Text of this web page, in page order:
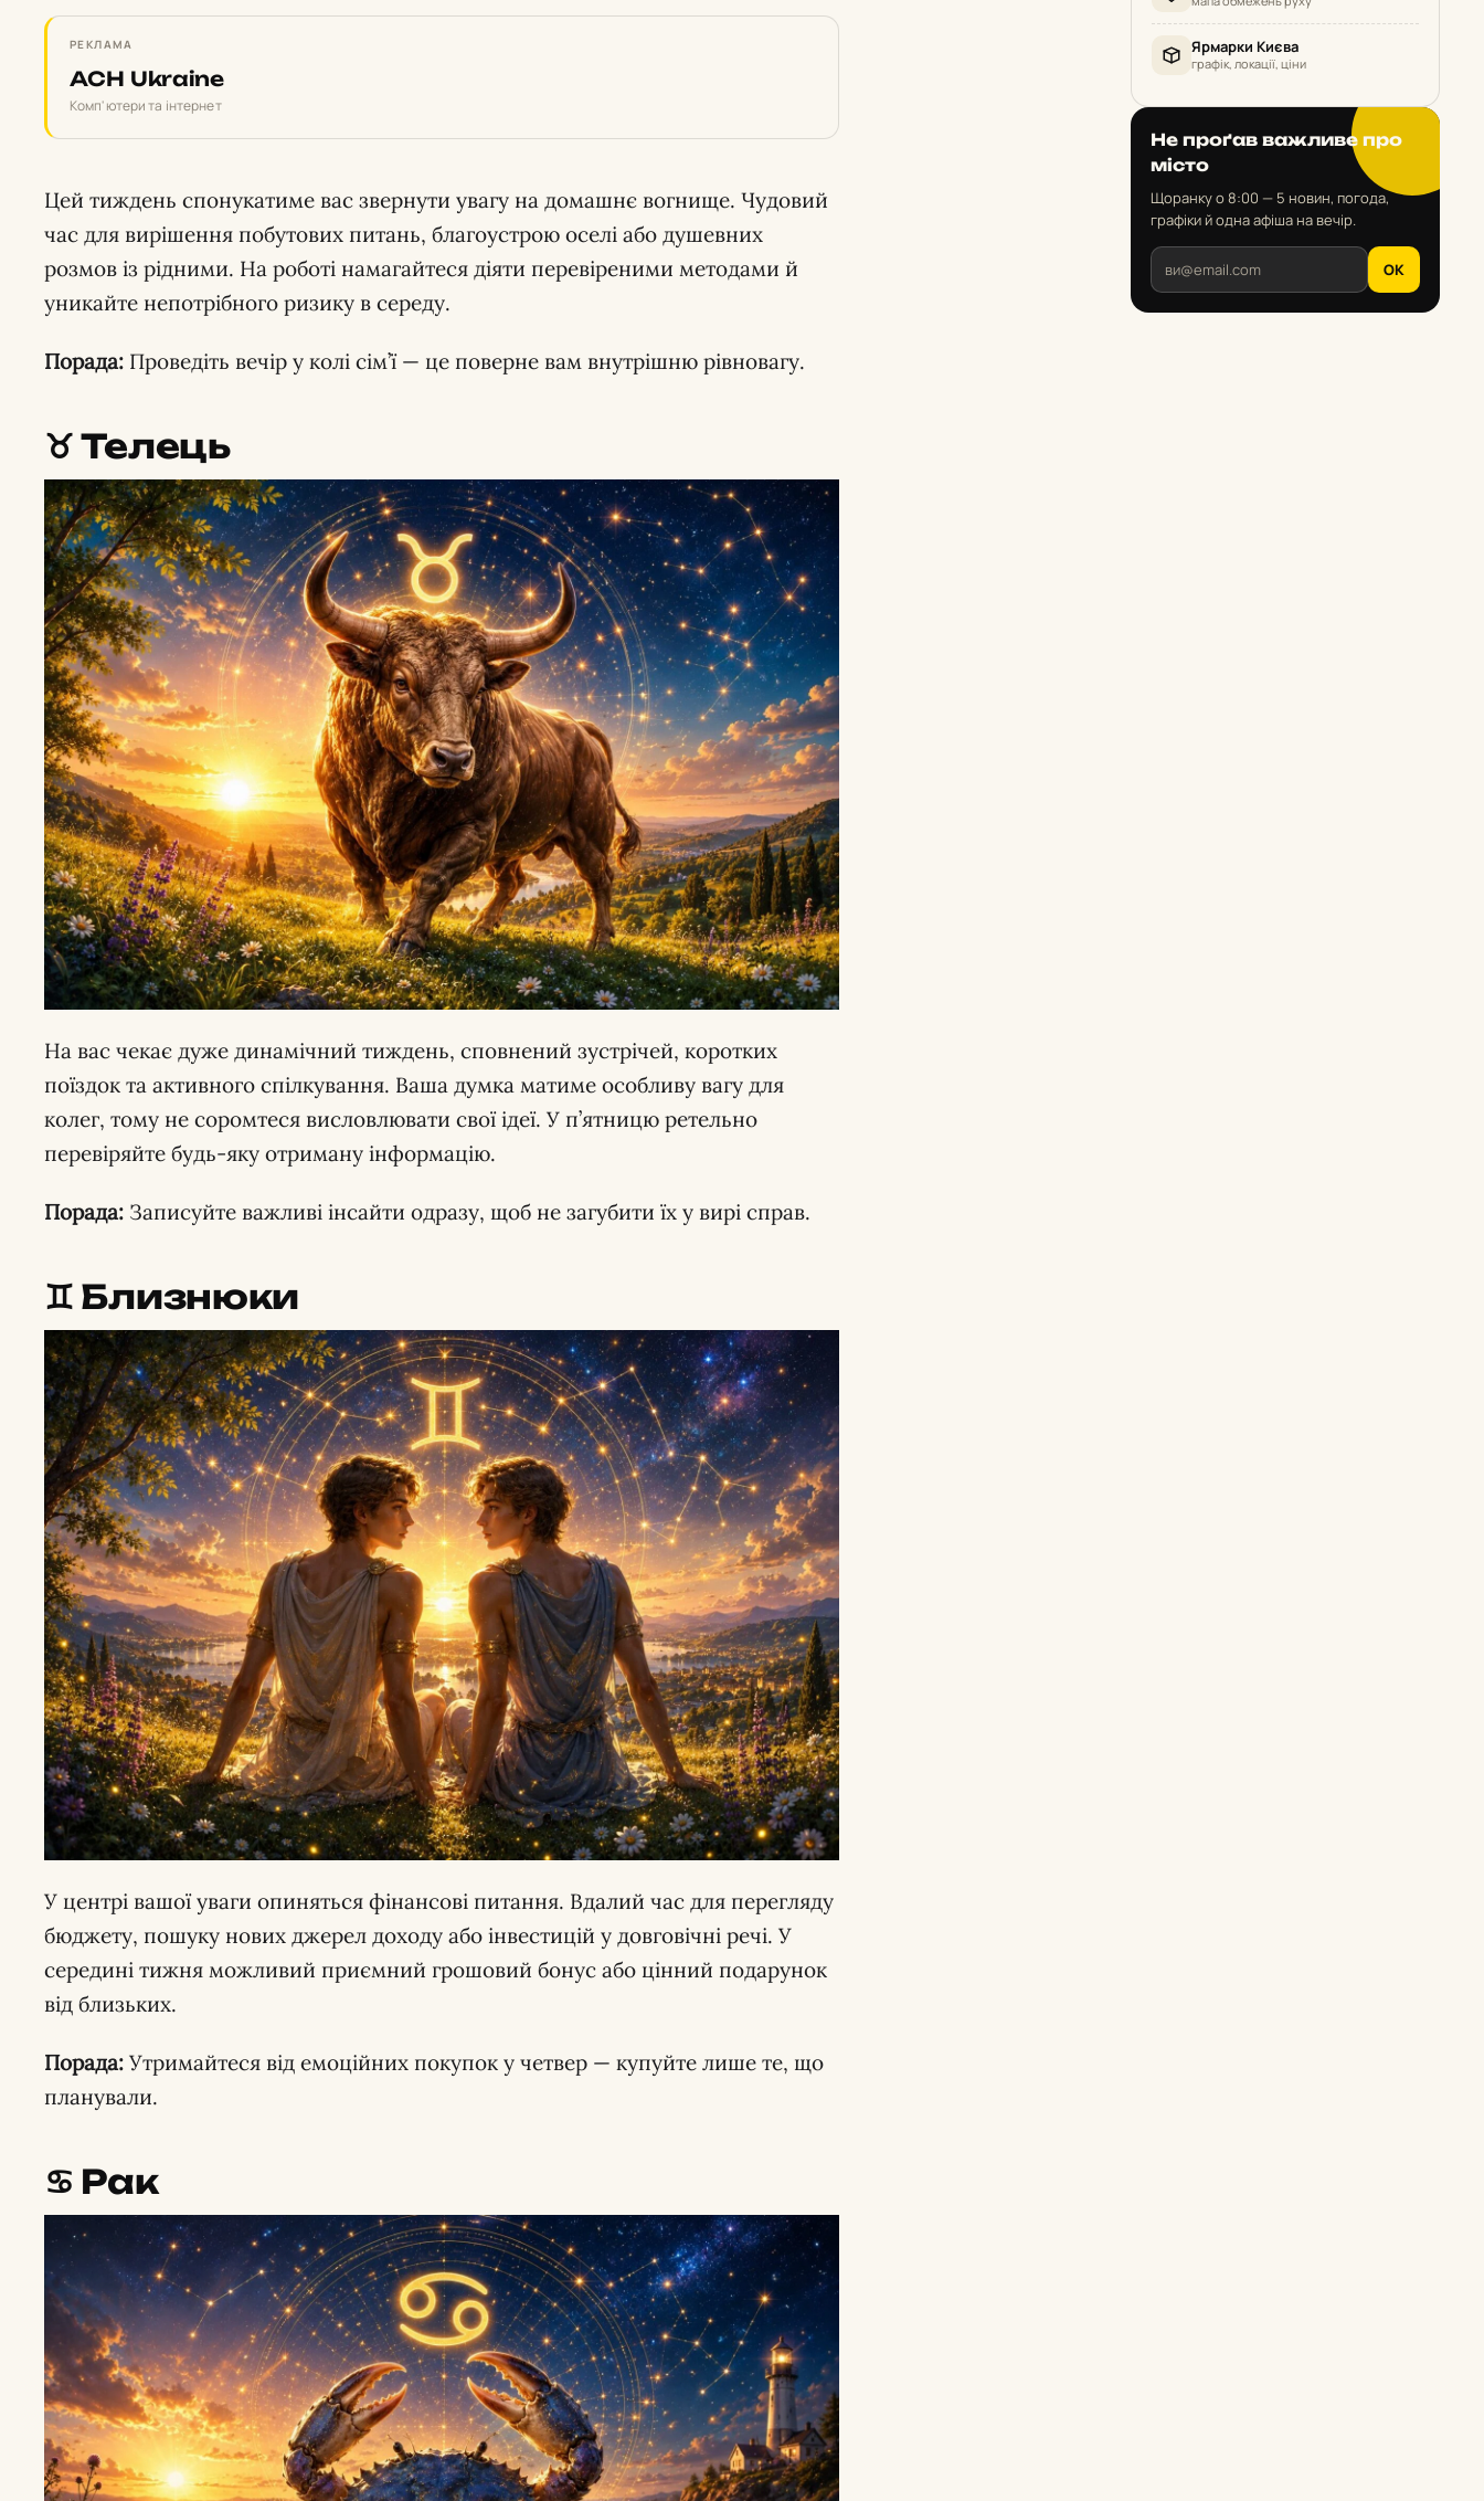
РЕКЛАМА
ACH Ukraine
Комп'ютери та інтернет
Цей тиждень спонукатиме вас звернути увагу на домашнє вогнище. Чудовий
час для вирішення побутових питань, благоустрою оселі або душевних
розмов із рідними. На роботі намагайтеся діяти перевіреними методами й
уникайте непотрібного ризику в середу.
Порада: Проведіть вечір у колі сім’ї — це поверне вам внутрішню рівновагу.
♉️ Телець
На вас чекає дуже динамічний тиждень, сповнений зустрічей, коротких
поїздок та активного спілкування. Ваша думка матиме особливу вагу для
колег, тому не соромтеся висловлювати свої ідеї. У п’ятницю ретельно
перевіряйте будь-яку отриману інформацію.
Порада: Записуйте важливі інсайти одразу, щоб не загубити їх у вирі справ.
♊️ Близнюки
У центрі вашої уваги опиняться фінансові питання. Вдалий час для перегляду
бюджету, пошуку нових джерел доходу або інвестицій у довговічні речі. У
середині тижня можливий приємний грошовий бонус або цінний подарунок
від близьких.
Порада: Утримайтеся від емоційних покупок у четвер — купуйте лише те, що
планували.
♋️ Рак
Ярмарки Києва
графік, локації, ціни
Не проґав важливе про
місто
Щоранку о 8:00 — 5 новин, погода,
графіки й одна афіша на вечір.
OK